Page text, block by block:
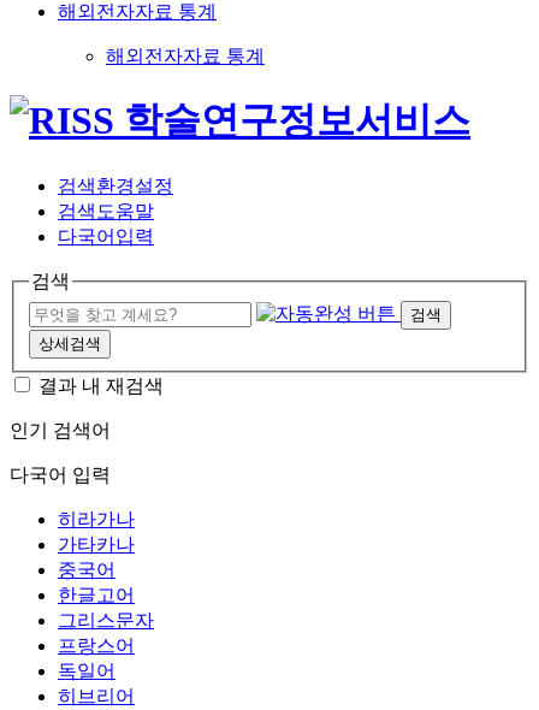
해외전자자료 통계
해외전자자료 통계
검색환경설정
검색도움말
다국어입력
검색
검색
상세검색
결과 내 재검색
인기 검색어
다국어 입력
히라가나
가타카나
중국어
한글고어
그리스문자
프랑스어
독일어
히브리어